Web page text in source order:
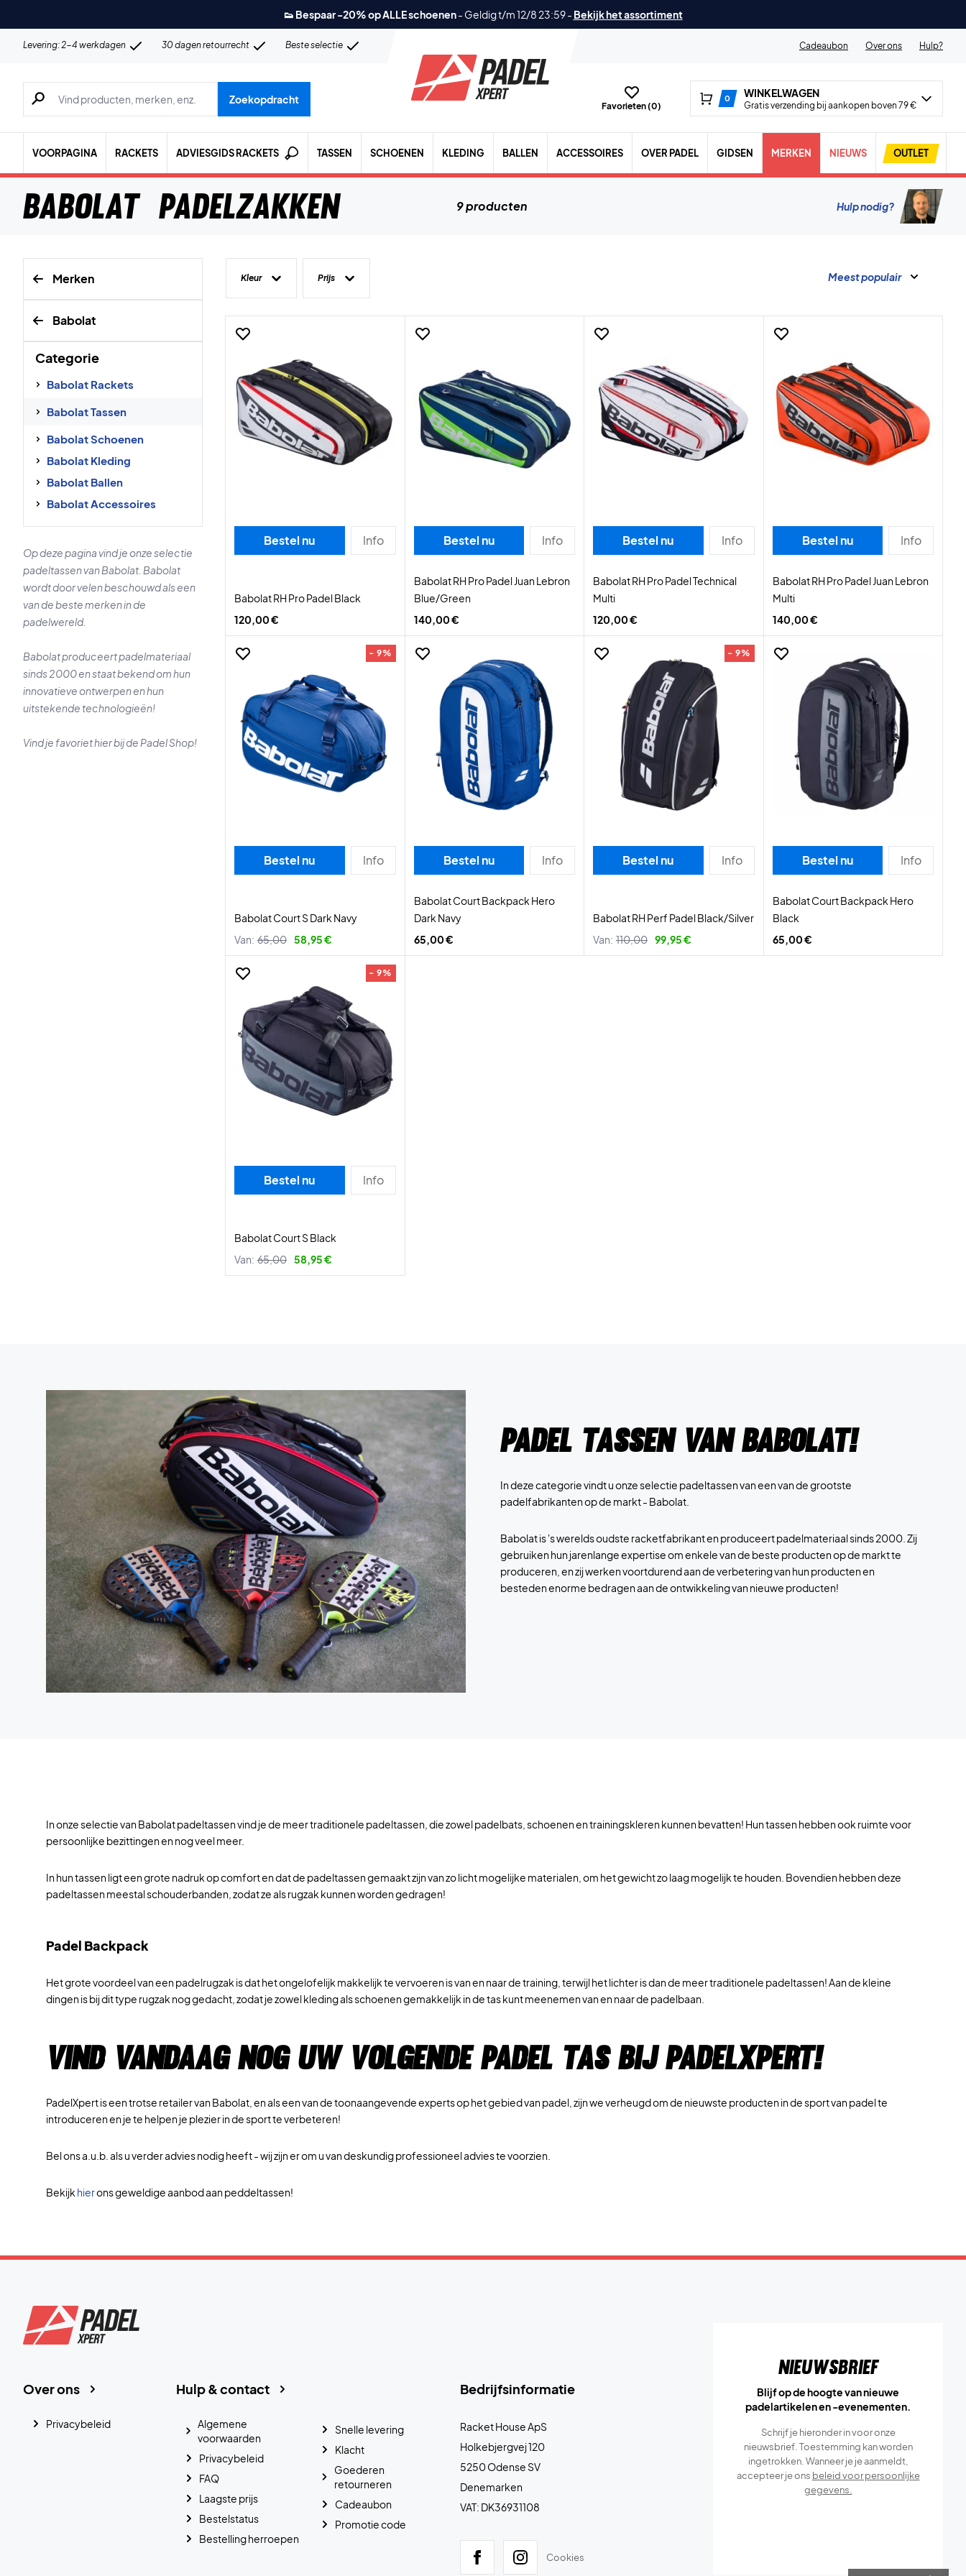
👟 Bespaar -20% op ALLE schoenen- Geldig t/m 12/8 23:59- Bekijk het assortiment
Levering: 2-4 werkdagen 30 dagen retourrecht Beste selectie Cadeaubon Over ons Hulp?
Zoeken naar producten, merken etc.
Zoekopdracht
Favorieten (0)
0 WINKELWAGEN
Gratis verzending bij aankopen boven 79 €
VOORPAGINA RACKETS ADVIESGIDS RACKETS TASSEN SCHOENEN KLEDING BALLEN ACCESSOIRES OVER PADEL GIDSEN MERKEN NIEUWS OUTLET
Babolat Padelzakken 9 producten Hulp nodig?
Merken
Babolat
Categorie
Babolat Rackets
Babolat Tassen
Babolat Schoenen
Babolat Kleding
Babolat Ballen
Babolat Accessoires
Op deze pagina vind je onze selectie
padeltassen van Babolat. Babolat
wordt door velen beschouwd als een
van de beste merken in de
padelwereld.
Babolat produceert padelmateriaal
sinds 2000 en staat bekend om hun
innovatieve ontwerpen en hun
uitstekende technologieën!
Vind je favoriet hier bij de Padel Shop!
Kleur Prijs Meest populair
Bestel nu Info
Babolat RH Pro Padel Black
120,00 €
Bestel nu Info
Babolat RH Pro Padel Juan Lebron
Blue/Green
140,00 €
Bestel nu Info
Babolat RH Pro Padel Technical
Multi
120,00 €
Bestel nu Info
Babolat RH Pro Padel Juan Lebron
Multi
140,00 €
- 9%
Bestel nu Info
Babolat Court S Dark Navy
Van: 65,00 58,95 €
Bestel nu Info
Babolat Court Backpack Hero
Dark Navy
65,00 €
- 9%
Bestel nu Info
Babolat RH Perf Padel Black/Silver
Van: 110,00 99,95 €
Bestel nu Info
Babolat Court Backpack Hero
Black
65,00 €
- 9%
Bestel nu Info
Babolat Court S Black
Van: 65,00 58,95 €
Padel Tassen van Babolat!
In deze categorie vindt u onze selectie padeltassen van een van de grootste
padelfabrikanten op de markt - Babolat.
Babolat is 's werelds oudste racketfabrikant en produceert padelmateriaal sinds 2000. Zij
gebruiken hun jarenlange expertise om enkele van de beste producten op de markt te
produceren, en zij werken voortdurend aan de verbetering van hun producten en
besteden enorme bedragen aan de ontwikkeling van nieuwe producten!
In onze selectie van Babolat padeltassen vind je de meer traditionele padeltassen, die zowel padelbats, schoenen en trainingskleren kunnen bevatten! Hun tassen hebben ook ruimte voor
persoonlijke bezittingen en nog veel meer.
In hun tassen ligt een grote nadruk op comfort en dat de padeltassen gemaakt zijn van zo licht mogelijke materialen, om het gewicht zo laag mogelijk te houden. Bovendien hebben deze
padeltassen meestal schouderbanden, zodat ze als rugzak kunnen worden gedragen!
Padel Backpack
Het grote voordeel van een padelrugzak is dat het ongelofelijk makkelijk te vervoeren is van en naar de training, terwijl het lichter is dan de meer traditionele padeltassen! Aan de kleine
dingen is bij dit type rugzak nog gedacht, zodat je zowel kleding als schoenen gemakkelijk in de tas kunt meenemen van en naar de padelbaan.
Vind vandaag nog uw volgende padel tas bij padelxpert!
PadelXpert is een trotse retailer van Babolat, en als een van de toonaangevende experts op het gebied van padel, zijn we verheugd om de nieuwste producten in de sport van padel te
introduceren en je te helpen je plezier in de sport te verbeteren!
Bel ons a.u.b. als u verder advies nodig heeft - wij zijn er om u van deskundig professioneel advies te voorzien.
Bekijk hierons geweldige aanbod aan peddeltassen!
Bedrijfsinformatie
Racket House ApS
Holkebjergvej 120
5250 Odense SV
Denemarken
VAT: DK36931108
Cookies
Hulp & contact
Algemene
voorwaarden
Privacybeleid
FAQ
Laagste prijs
Bestelstatus
Bestelling herroepen
Snelle levering
Klacht
Goederen
retourneren
Cadeaubon
Promotie code
Over ons
Privacybeleid
Nieuwsbrief
Blijf op de hoogte van nieuwe
padelartikelen en -evenementen.
Schrijf je hieronder in voor onze
nieuwsbrief. Toestemming kan worden
ingetrokken. Wanneer je je aanmeldt,
accepteer je ons beleid voor persoonlijke
gegevens.